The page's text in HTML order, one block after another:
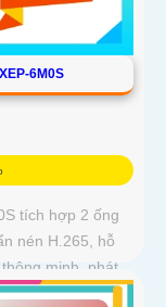
6M0S
tích hợp 2 ống
nén H.265, hỗ
minh, phát
và cảnh báo